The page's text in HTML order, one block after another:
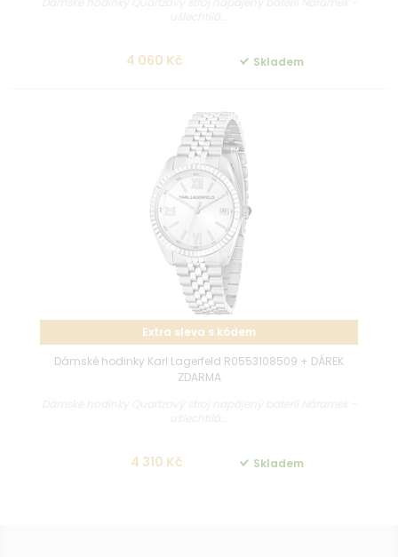
4 060 Kč Skladem
Extra sleva s kódem
Dámské hodinky Karl Lagerfeld R0553108509 + DÁREK
ZDARMA
4 310 Kč Skladem